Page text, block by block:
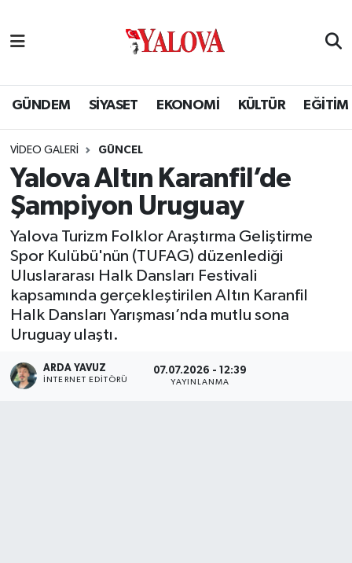
GÜNDEM SİYASET EKONOMİ KÜLTÜR EĞİTİM
VIDEO GALERI GÜNCEL
Yalova Altın Karanfil’de
Şampiyon Uruguay
Yalova Turizm Folklor Araştırma Geliştirme
Spor Kulübü'nün (TUFAG) düzenlediği
Uluslararası Halk Dansları Festivali
kapsamında gerçekleştirilen Altın Karanfil
Halk Dansları Yarışması’nda mutlu sona
Uruguay ulaştı.
ARDA YAVUZ
İNTERNET EDITÖRÜ
07.07.2026 - 12:39
YAYINLANMA
SİYASET
KÜLTÜR
EĞİTİM
BİLİM VE TEKNOLOJİ
ASAYİŞ
SAĞLIK
SPOR
Yalova Nöbetçi Eczaneler
Yalova Hava Durumu
Yalova Trafik Yoğunluk Haritası
Puan Durumu ve Fikstür
Tüm Manşetler
Son Dakika Haberleri
Haber Arşivi